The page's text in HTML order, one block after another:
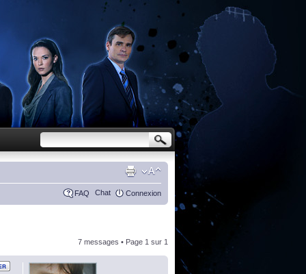
FAQ Chat Connexion
7 messages • Page 1 sur 1